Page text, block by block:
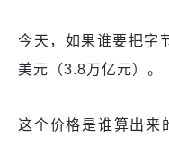
今天，如果谁要把字
美元（3.8万亿元）。
这个价格是谁算出来